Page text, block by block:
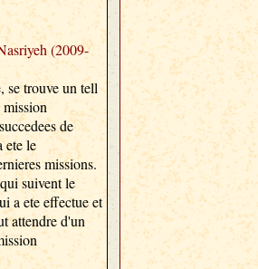
(2009-
se trouve un tell
de
ete le
missions.
suivent le
a ete effectue et
attendre d'un